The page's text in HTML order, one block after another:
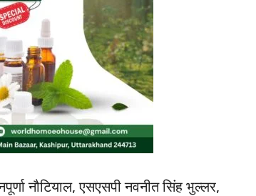
नौटियाल, एसएसपी नवनीत सिंह भुल्लर,